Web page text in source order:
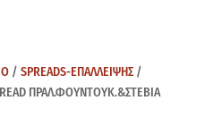
/ SPREADS-ΕΠΑΛΛΕΙΨΗΣ/
ΠΡΑΛ.ΦΟΥΝΤΟΥΚ.&ΣΤΕΒΙΑ